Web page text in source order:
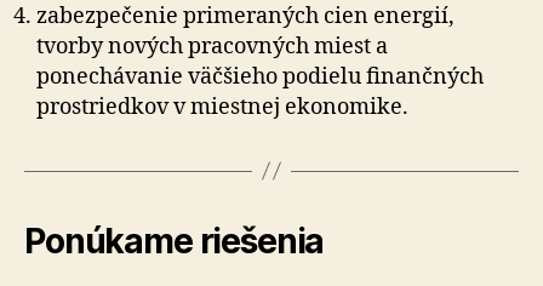
zabezpečenie primeraných cien energií,
tvorby nových pracovných miest a
ponechávanie väčšieho podielu finančných
prostriedkov v miestnej ekonomike.
Ponúkame riešenia